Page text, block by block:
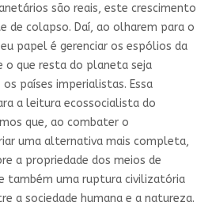
são reais, este crescimento
de colapso. Daí, ao olharem para o
papel é gerenciar os espólios da
o que resta do planeta seja
países imperialistas. Essa
a leitura ecossocialista do
que, ao combater o
uma alternativa mais completa,
a propriedade dos meios de
também uma ruptura civilizatória
a sociedade humana e a natureza.